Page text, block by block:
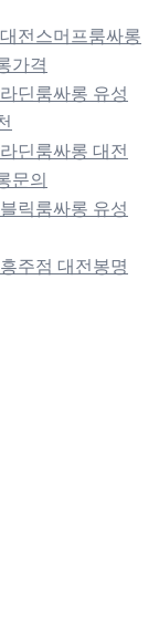
전스머프룸싸롱
가격
딘룸싸롱 유성
딘룸싸롱 대전
문의
릭룸싸롱 유성
주점 대전봉명